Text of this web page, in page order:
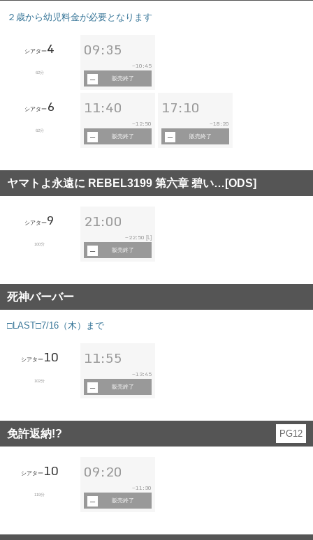
２歳から幼児料金が必要となります
シアター4
62分
09:35
~10:45
販売終了
シアター 6
62分
11:40
~12:50
販売終了
17:10
~18:20
販売終了
ヤマトよ永遠に REBEL3199 第六章 碧い…[ODS]
シアター9
100分
21:00
~ 22:50 [L]
販売終了
死神バーバー
□LAST□7/16（木）まで
シアター10
102分
11:55
~13:45
販売終了
免許返納!? PG12
シアター10
119分
09:20
~11:30
販売終了